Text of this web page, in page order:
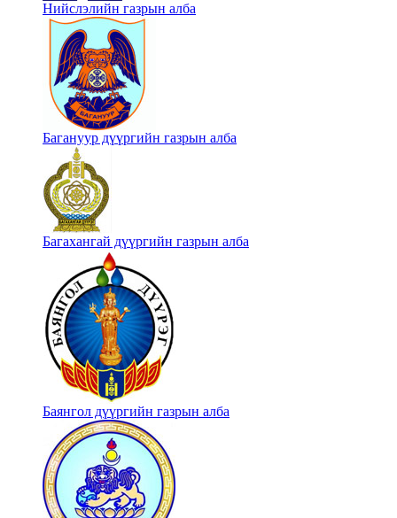
Нийслэлийн газрын алба
Багануур дүүргийн газрын алба
Багахангай дүүргийн газрын алба
Баянгол дүүргийн газрын алба